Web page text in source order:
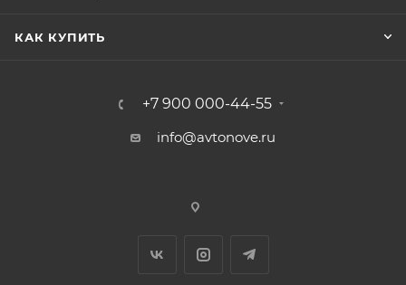
КАК КУПИТЬ
+7 900 000-44-55
info@avtonove.ru